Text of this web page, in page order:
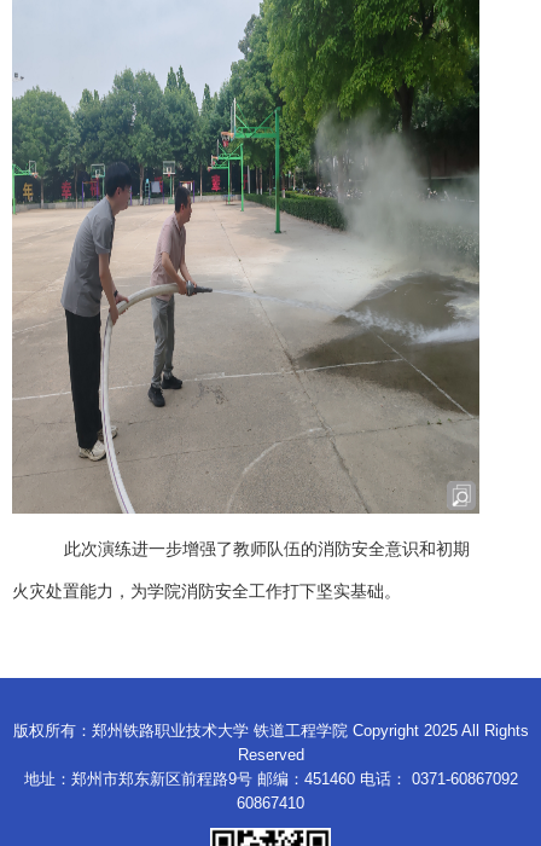
此次演练进一步增强了教师队伍的消防安全意识和初期
火灾处置能力，为学院消防安全工作打下坚实基础。
版权所有：郑州铁路职业技术大学 铁道工程学院 Copyright 2025 All Rights
Reserved
地址：郑州市郑东新区前程路9号 邮编：451460 电话： 0371-60867092
60867410